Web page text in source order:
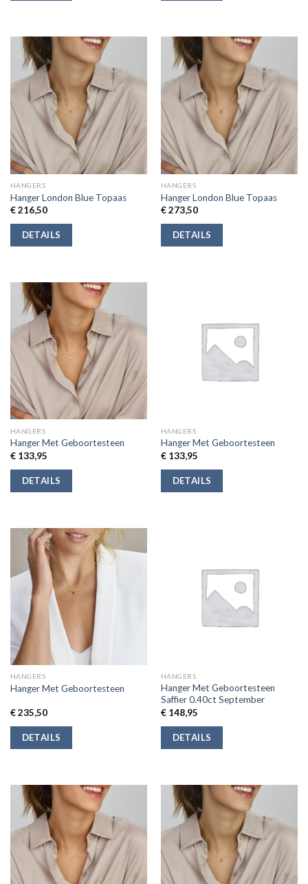
HANGERS
Hanger London Blue Topaas
€216,50
DETAILS
HANGERS
Hanger London Blue Topaas
€273,50
DETAILS
HANGERS
Hanger Met Geboortesteen
€133,95
DETAILS
HANGERS
Hanger Met Geboortesteen
€133,95
DETAILS
HANGERS
Hanger Met Geboortesteen
€235,50
DETAILS
HANGERS
Hanger Met Geboortesteen
Saffier 0.40ct September
€148,95
DETAILS